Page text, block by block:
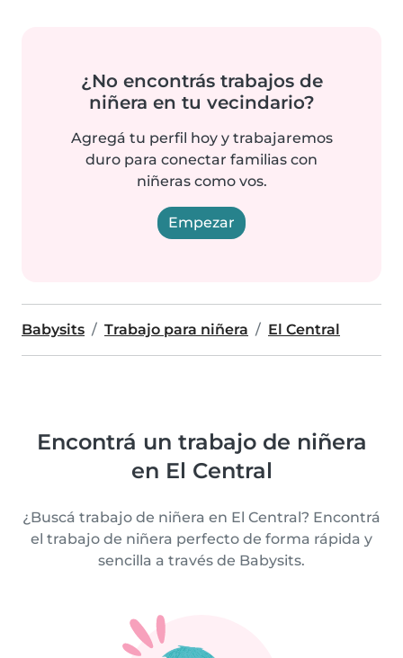
¿No encontrás trabajos de
niñera en tu vecindario?
Agregá tu perfil hoy y trabajaremos
duro para conectar familias con
niñeras como vos.
Empezar
Babysits Trabajo para niñera El Central
Encontrá un trabajo de niñera
en El Central
¿Buscá trabajo de niñera en El Central? Encontrá
el trabajo de niñera perfecto de forma rápida y
sencilla a través de Babysits.